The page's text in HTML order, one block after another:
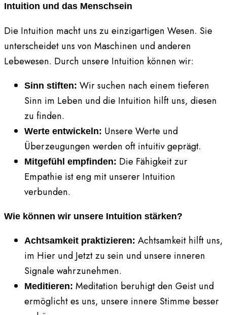
Intuition und das Menschsein
Die Intuition macht uns zu einzigartigen Wesen. Sie
unterscheidet uns von Maschinen und anderen
Lebewesen. Durch unsere Intuition können wir:
Sinn stiften: Wir suchen nach einem tieferen
Sinn im Leben und die Intuition hilft uns, diesen
zu finden.
Werte entwickeln: Unsere Werte und
Überzeugungen werden oft intuitiv geprägt.
Mitgefühl empfinden: Die Fähigkeit zur
Empathie ist eng mit unserer Intuition
verbunden.
Wie können wir unsere Intuition stärken?
Achtsamkeit praktizieren: Achtsamkeit hilft uns,
im Hier und Jetzt zu sein und unsere inneren
Signale wahrzunehmen.
Meditieren: Meditation beruhigt den Geist und
ermöglicht es uns, unsere innere Stimme besser